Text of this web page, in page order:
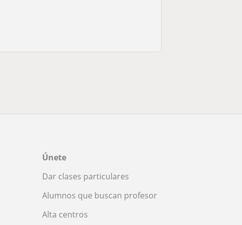
Únete
Dar clases particulares
Alumnos que buscan profesor
Alta centros